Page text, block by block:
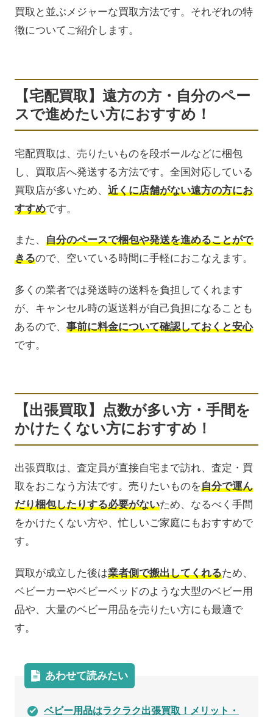
買取と並ぶメジャーな買取方法です。それぞれの特
徴についてご紹介します。
【宅配買取】遠方の方・自分のペー
スで進めたい方におすすめ！
宅配買取は、売りたいものを段ボールなどに梱包
し、買取店へ発送する方法です。全国対応している
買取店が多いため、 近くに店舗がない遠方の方にお
すすめです。
また、 自分のペースで梱包や発送を進めることがで
きるので、空いている時間に手軽におこなえます。
多くの業者では発送時の送料を負担してくれます
が、キャンセル時の返送料が自己負担になることも
あるので、 事前に料金について確認しておくと安心
です。
【出張買取】点数が多い方・手間を
かけたくない方におすすめ！
出張買取は、査定員が直接自宅まで訪れ、査定・買
取をおこなう方法です。売りたいものを自分で運ん
だり梱包したりする必要がないため、なるべく手間
をかけたくない方や、忙しいご家庭にもおすすめで
す。
買取が成立した後は業者側で搬出してくれるため、
ベビーカーやベビーベッドのような大型のベビー用
品や、大量のベビー用品を売りたい方にも最適で
す。
あわせて読みたい
ベビー用品はラクラク出張買取！メリット・